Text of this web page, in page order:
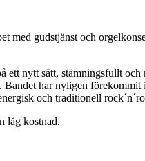
med gudstjänst och
nytt sätt, stämningsfullt och
har nyligen förekommit
och traditionell
låg kostnad.